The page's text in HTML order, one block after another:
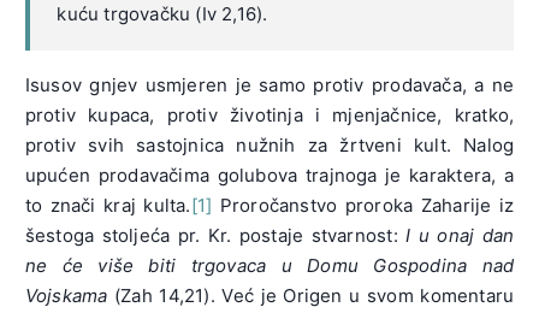
kuću trgovačku (Iv 2,16).
Isusov gnjev usmjeren je samo protiv prodavača, a ne
protiv kupaca, protiv životinja i mjenjačnice, kratko,
protiv svih sastojnica nužnih za žrtveni kult. Nalog
upućen prodavačima golubova trajnoga je karaktera, a
to znači kraj kulta.[1] Proročanstvo proroka Zaharije iz
šestoga stoljeća pr. Kr. postaje stvarnost:I u onaj dan
ne će više biti trgovaca u Domu Gospodina nad
Vojskama (Zah 14,21). Već je Origen u svom komentaru